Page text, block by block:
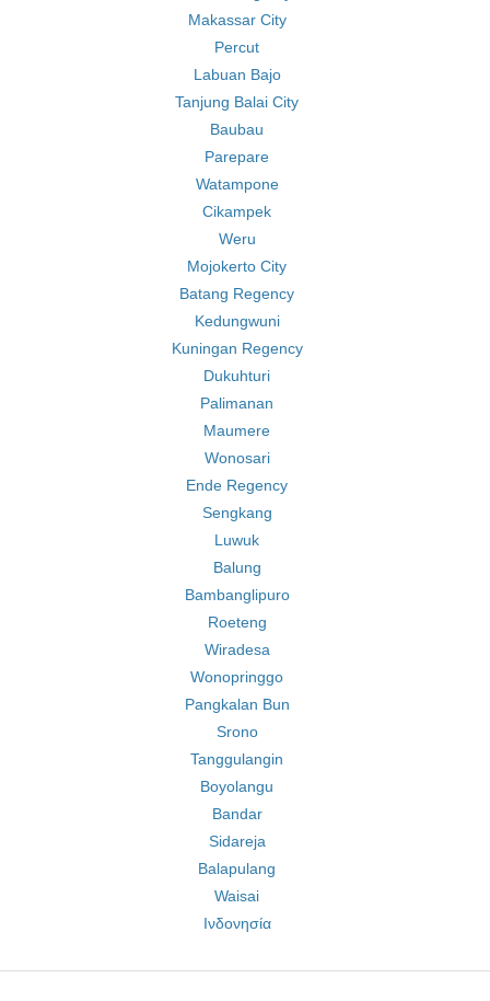
Makassar City
Percut
Labuan Bajo
Tanjung Balai City
Baubau
Parepare
Watampone
Cikampek
Weru
Mojokerto City
Batang Regency
Kedungwuni
Kuningan Regency
Dukuhturi
Palimanan
Maumere
Wonosari
Ende Regency
Sengkang
Luwuk
Balung
Bambanglipuro
Roeteng
Wiradesa
Wonopringgo
Pangkalan Bun
Srono
Tanggulangin
Boyolangu
Bandar
Sidareja
Balapulang
Waisai
Ινδονησία